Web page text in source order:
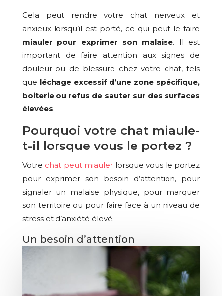
Cela peut rendre votre chat nerveux et
anxieux lorsqu’il est porté, ce qui peut le faire
miauler pour exprimer son malaise. Il est
important de faire attention aux signes de
douleur ou de blessure chez votre chat, tels
que léchage excessif d’une zone spécifique,
boiterie ou refus de sauter sur des surfaces
élevées.
Pourquoi votre chat miaule-
t-il lorsque vous le portez ?
Votre chat peut miauler lorsque vous le portez
pour exprimer son besoin d’attention, pour
signaler un malaise physique, pour marquer
son territoire ou pour faire face à un niveau de
stress et d’anxiété élevé.
Un besoin d’attention